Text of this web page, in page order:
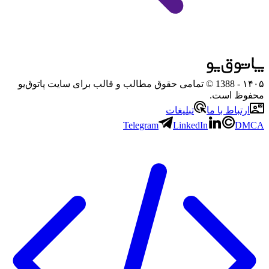
۱۴۰۵
- 1388 © تمامی حقوق مطالب و قالب برای سایت پاتوق‌یو
محفوظ است.
ارتباط با ما
تبلیغات
Telegram
LinkedIn DMCA